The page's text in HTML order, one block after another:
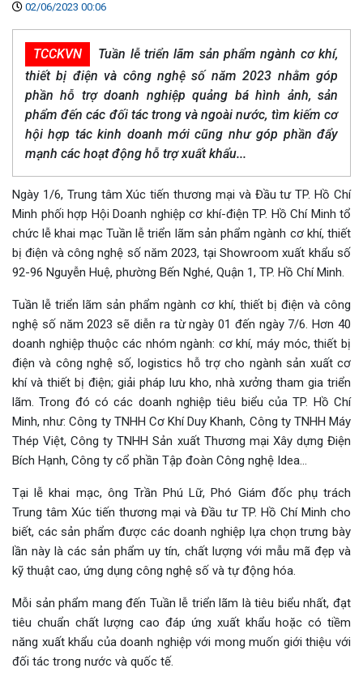
02/06/2023 00:06
TCCKVN
Tuần lễ triển lãm sản phẩm ngành cơ khí,
thiết bị điện và công nghệ số năm 2023 nhằm góp
phần hỗ trợ doanh nghiệp quảng bá hình ảnh, sản
phẩm đến các đối tác trong và ngoài nước, tìm kiếm cơ
hội hợp tác kinh doanh mới cũng như góp phần đẩy
mạnh các hoạt động hỗ trợ xuất khẩu...
Ngày 1/6, Trung tâm Xúc tiến thương mại và Đầu tư TP. Hồ Chí
Minh phối hợp Hội Doanh nghiệp cơ khí-điện TP. Hồ Chí Minh tổ
chức lễ khai mạc Tuần lễ triển lãm sản phẩm ngành cơ khí, thiết
bị điện và công nghệ số năm 2023, tại Showroom xuất khẩu số
92-96 Nguyễn Huệ, phường Bến Nghé, Quận 1, TP. Hồ Chí Minh.
Tuần lễ triển lãm sản phẩm ngành cơ khí, thiết bị điện và công
nghệ số năm 2023 sẽ diễn ra từ ngày 01 đến ngày 7/6. Hơn 40
doanh nghiệp thuộc các nhóm ngành: cơ khí, máy móc, thiết bị
điện và công nghệ số, logistics hỗ trợ cho ngành sản xuất cơ
khí và thiết bị điện; giải pháp lưu kho, nhà xưởng tham gia triển
lãm. Trong đó có các doanh nghiệp tiêu biểu của TP. Hồ Chí
Minh, như: Công ty TNHH Cơ Khí Duy Khanh, Công ty TNHH Máy
Thép Việt, Công ty TNHH Sản xuất Thương mại Xây dựng Điện
Bích Hạnh, Công ty cổ phần Tập đoàn Công nghệ Idea…
Tại lễ khai mạc, ông Trần Phú Lữ, Phó Giám đốc phụ trách
Trung tâm Xúc tiến thương mại và Đầu tư TP. Hồ Chí Minh cho
biết, các sản phẩm được các doanh nghiệp lựa chọn trưng bày
lần này là các sản phẩm uy tín, chất lượng với mẫu mã đẹp và
kỹ thuật cao, ứng dụng công nghệ số và tự động hóa.
Mỗi sản phẩm mang đến Tuần lễ triển lãm là tiêu biểu nhất, đạt
tiêu chuẩn chất lượng cao đáp ứng xuất khẩu hoặc có tiềm
năng xuất khẩu của doanh nghiệp với mong muốn giới thiệu với
đối tác trong nước và quốc tế.